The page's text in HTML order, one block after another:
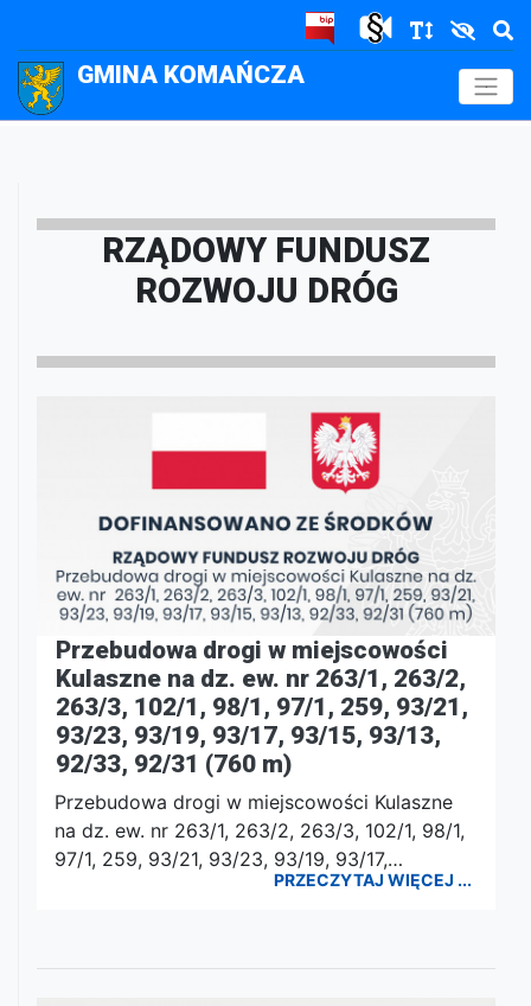
GMINA KOMAŃCZA .
RZĄDOWY FUNDUSZ
ROZWOJU DRÓG
Przebudowa drogi w miejscowości
Kulaszne na dz. ew. nr 263/1, 263/2,
263/3, 102/1, 98/1, 97/1, 259, 93/21,
93/23, 93/19, 93/17, 93/15, 93/13,
92/33, 92/31 (760 m)
Przebudowa drogi w miejscowości Kulaszne
na dz. ew. nr 263/1, 263/2, 263/3, 102/1, 98/1,
97/1, 259, 93/21, 93/23, 93/19, 93/17,…
PRZECZYTAJ WIĘCEJ ...